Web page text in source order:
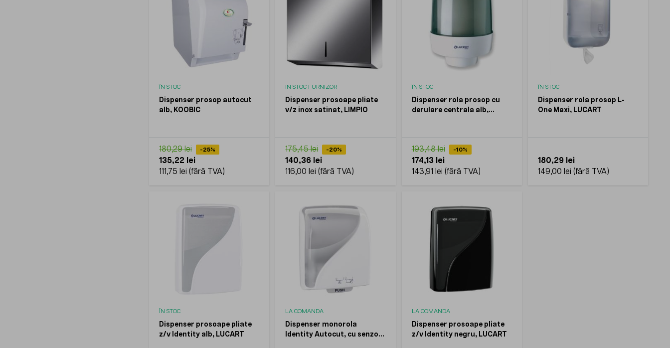
ÎN STOC
Dispenser prosop autocut
alb, KOOBIC
180,29 lei -25%
135,22 lei
111,75 lei
IN STOC FURNIZOR
Dispenser prosoape pliate
v/z inox satinat, LIMPIO
175,45 lei -20%
140,36 lei
116,00 lei
ÎN STOC
Dispenser rola prosop cu
derulare centrala alb,
193,48 lei -10%
174,13 lei
143,91 lei
ÎN STOC
Dispenser rola prosop L-
One Maxi, LUCART
180,29 lei
149,00 lei
ÎN STOC
Dispenser prosoape pliate
z/v Identity alb, LUCART
LA COMANDA
Dispenser monorola
Identity Autocut, cu senzor,
LA COMANDA
Dispenser prosoape pliate
z/v Identity negru, LUCART